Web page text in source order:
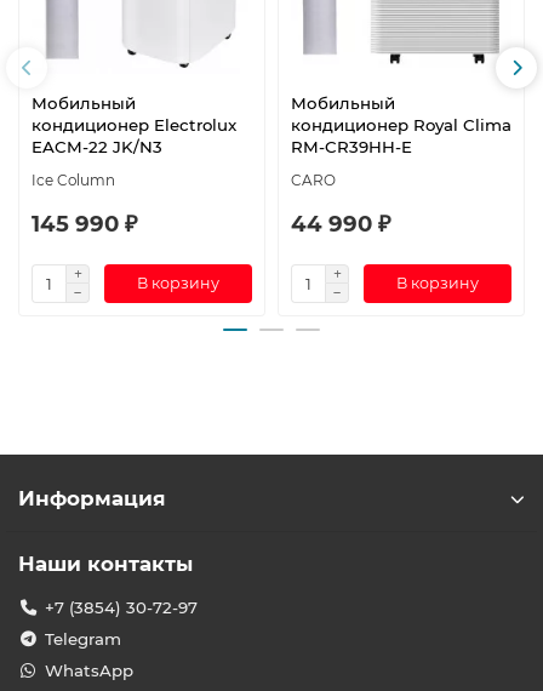
Мобильный
кондиционер Electrolux
EACM-22 JK/N3
Ice Column
145 990 ₽
В корзину
Мобильный
кондиционер Royal Clima
RM-CR39HH-E
CARO
44 990 ₽
В корзину
Информация
Наши контакты
+7 (3854) 30-72-97
Telegram
WhatsApp